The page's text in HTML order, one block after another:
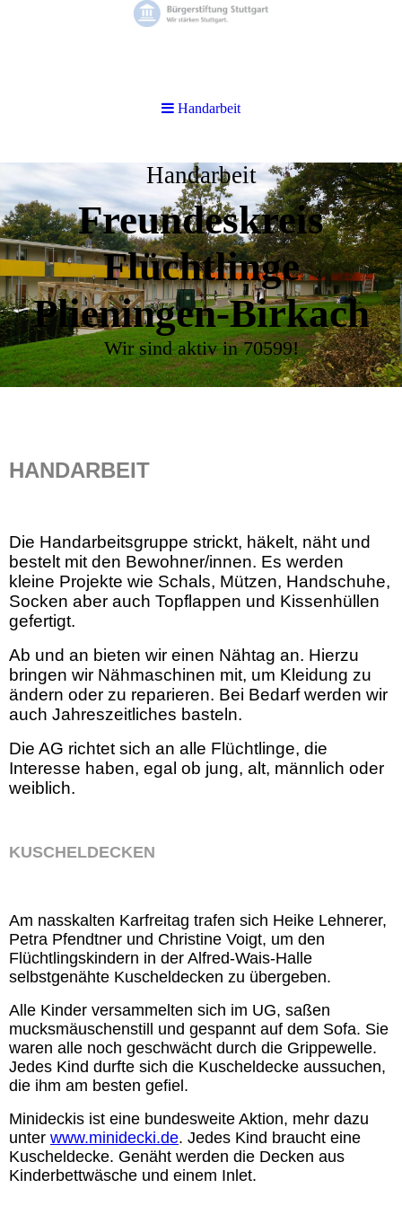
Handarbeit
Freundeskreis
Flüchtlinge
Plieningen-Birkach
Wir sind aktiv in 70599!
HANDARBEIT
Die Handarbeitsgruppe strickt, häkelt, näht und
bestelt mit den Bewohner/innen. Es werden
kleine Projekte wie Schals, Mützen, Handschuhe,
Socken aber auch Topflappen und Kissenhüllen
gefertigt.
Ab und an bieten wir einen Nähtag an. Hierzu
bringen wir Nähmaschinen mit, um Kleidung zu
ändern oder zu reparieren. Bei Bedarf werden wir
auch Jahreszeitliches basteln.
Die AG richtet sich an alle Flüchtlinge, die
Interesse haben, egal ob jung, alt, männlich oder
weiblich.
KUSCHELDECKEN
Am nasskalten Karfreitag trafen sich Heike Lehnerer,
Petra Pfendtner und Christine Voigt, um den
Flüchtlingskindern in der Alfred-Wais-Halle
selbstgenähte Kuscheldecken zu übergeben.
Alle Kinder versammelten sich im UG, saßen
mucksmäuschenstill und gespannt auf dem Sofa. Sie
waren alle noch geschwächt durch die Grippewelle.
Jedes Kind durfte sich die Kuscheldecke aussuchen,
die ihm am besten gefiel.
Minideckis ist eine bundesweite Aktion, mehr dazu
unter www.minidecki.de. Jedes Kind braucht eine
Kuscheldecke. Genäht werden die Decken aus
Kinderbettwäsche und einem Inlet.
Handarbeit